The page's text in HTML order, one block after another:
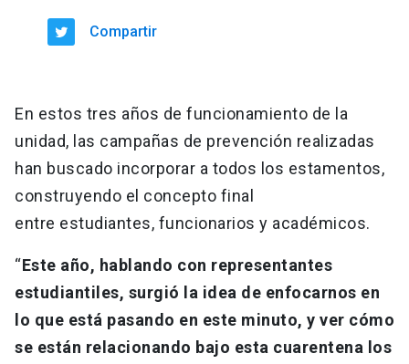
Compartir
En estos tres años de funcionamiento de la
unidad, las campañas de prevención realizadas
han buscado incorporar a todos los estamentos,
construyendo el concepto final
entre estudiantes, funcionarios y académicos.
“Este año, hablando con representantes
estudiantiles, surgió la idea de enfocarnos en
lo que está pasando en este minuto, y ver cómo
se están relacionando bajo esta cuarentena los